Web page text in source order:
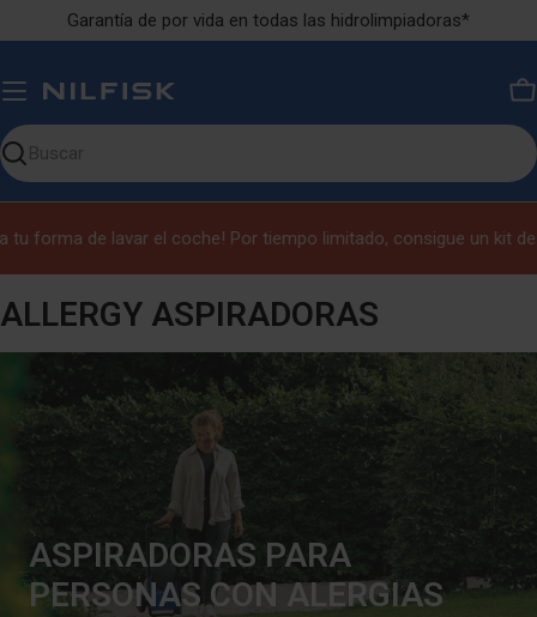
al
Garantía de por vida en todas las hidrolimpiadoras*
Buscar
forma de lavar el coche! Por tiempo limitado, consigue un kit de
ALLERGY ASPIRADORAS
ASPIRADORAS PARA
PERSONAS CON ALERGIAS